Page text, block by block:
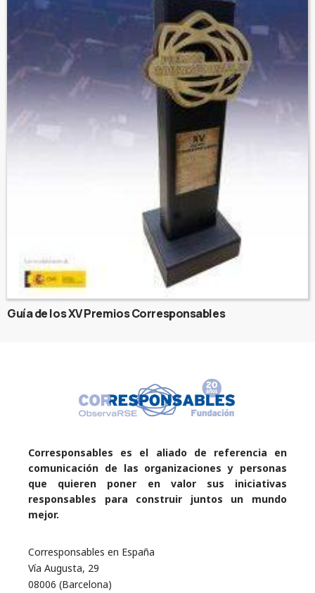
Guía de los XV Premios Corresponsables
Corresponsables es el aliado de referencia en
comunicación de las organizaciones y personas
que quieren poner en valor sus iniciativas
responsables para construir juntos un mundo
mejor.
Corresponsables en España
Vía Augusta, 29
08006 (Barcelona)